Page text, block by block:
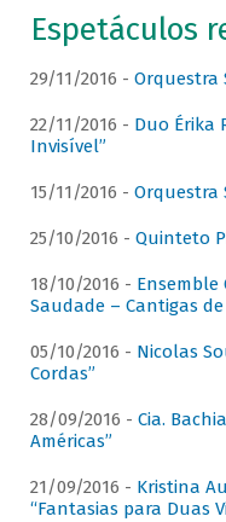
Espetáculos
29/11/2016 - Orquestra
22/11/2016 - Duo Érika
Invisível”
15/11/2016 - Orquestra
25/10/2016 - Quinteto
18/10/2016 - Ensemble
Saudade – Cantigas de
05/10/2016 - Nicolas
Cordas”
28/09/2016 - Cia.
Américas”
21/09/2016 - Kristina
“Fantasias para Duas